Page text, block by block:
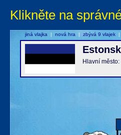
Klikněte na
Hlavní město:
jiná vlajka | nová hra | zbývá 9 vlajek |